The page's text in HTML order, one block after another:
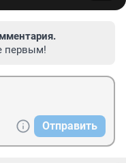
первым!
Отправить